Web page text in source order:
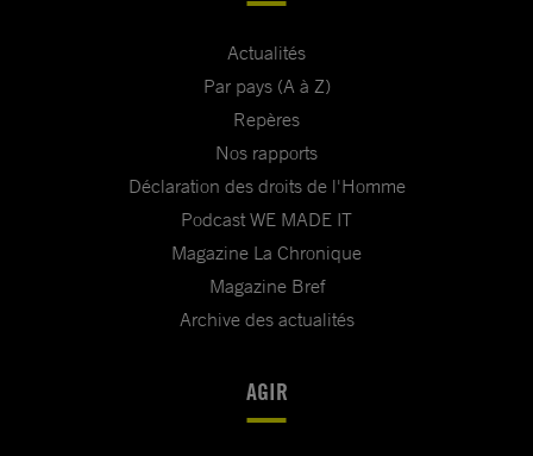
Actualités
Par pays (A à Z)
Repères
Nos rapports
Déclaration des droits de l'Homme
Podcast WE MADE IT
Magazine La Chronique
Magazine Bref
Archive des actualités
AGIR